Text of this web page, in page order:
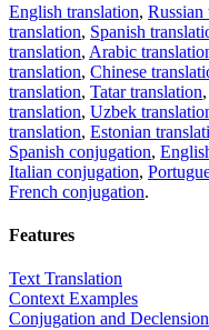
English translation, Russian
translation, Spanish
translation, Arabic
translation, Chinese
translation, Tatar translation,
translation, Uzbek
translation, Estonian
Spanish conjugation,
Italian conjugation,
French conjugation.
Features
Text Translation
Context Examples
Conjugation and Declension